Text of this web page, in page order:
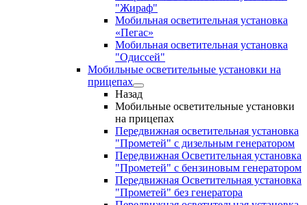
"Жираф"
Мобильная осветительная установка
«Пегас»
Мобильная осветительная установка
"Одиссей"
Мобильные осветительные установки на
прицепах
Назад
Мобильные осветительные установки
на прицепах
Передвижная осветительная установка
"Прометей" с дизельным генератором
Передвижная Осветительная установка
"Прометей" с бензиновым генератором
Передвижная Осветительная установка
"Прометей" без генератора